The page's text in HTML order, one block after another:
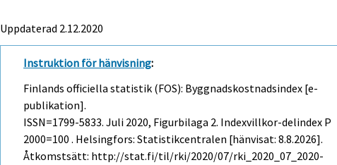
Uppdaterad 2.12.2020
Instruktion för hänvisning:
Finlands officiella statistik (FOS): Byggnadskostnadsindex [e-
publikation].
ISSN=1799-5833.Juli 2020, Figurbilaga 2. Indexvillkor-delindex P
2000=100 . Helsingfors: Statistikcentralen [hänvisat: 8.8.2026].
Åtkomstsätt: http://stat.fi/til/rki/2020/07/rki_2020_07_2020-